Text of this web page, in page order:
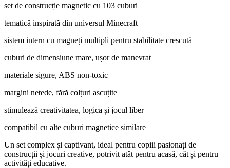
set de construcție magnetic cu 103 cuburi
tematică inspirată din universul Minecraft
sistem intern cu magneți multipli pentru stabilitate crescută
cuburi de dimensiune mare, ușor de manevrat
materiale sigure, ABS non-toxic
margini netede, fără colțuri ascuțite
stimulează creativitatea, logica și jocul liber
compatibil cu alte cuburi magnetice similare
Un set complex și captivant, ideal pentru copiii pasionați de
construcții și jocuri creative, potrivit atât pentru acasă, cât și pentru
activități educative.